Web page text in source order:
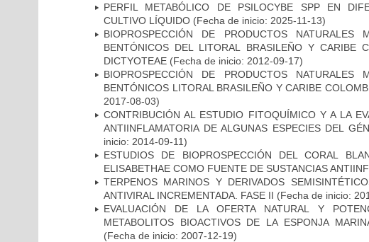
PERFIL METABÓLICO DE PSILOCYBE SPP EN
CULTIVO LÍQUIDO (Fecha de inicio: 2025-11-13)
BIOPROSPECCIÓN DE PRODUCTOS NATURALES
BENTÓNICOS DEL LITORAL BRASILEÑO Y CARIBE
DICTYOTEAE (Fecha de inicio: 2012-09-17)
BIOPROSPECCIÓN DE PRODUCTOS NATURALES
BENTÓNICOS LITORAL BRASILEÑO Y CARIBE
2017-08-03)
CONTRIBUCIÓN AL ESTUDIO FITOQUÍMICO Y A LA
ANTIINFLAMATORIA DE ALGUNAS ESPECIES DEL
inicio: 2014-09-11)
ESTUDIOS DE BIOPROSPECCIÓN DEL CORAL
ELISABETHAE COMO FUENTE DE SUSTANCIAS
TERPENOS MARINOS Y DERIVADOS
ANTIVIRAL INCREMENTADA. FASE II (Fecha de inicio:
EVALUACIÓN DE LA OFERTA NATURAL Y
METABOLITOS BIOACTIVOS DE LA ESPONJA
(Fecha de inicio: 2007-12-19)